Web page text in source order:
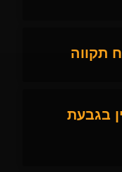
תקווה
בגבעת